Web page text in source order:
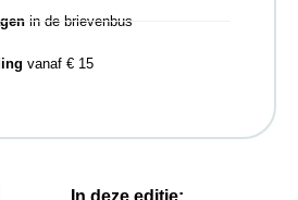
in de brievenbus
vanaf € 15